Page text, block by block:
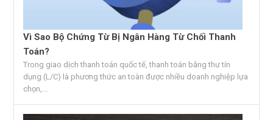
Vì Sao Bộ Chứng Từ Bị Ngân Hàng Từ Chối Thanh
Toán?
Trong giao dịch thanh toán quốc tế, thanh toán bằng thư tín
dụng (L/C) là phương thức an toàn được nhiều doanh nghiệp lựa
chọn,...